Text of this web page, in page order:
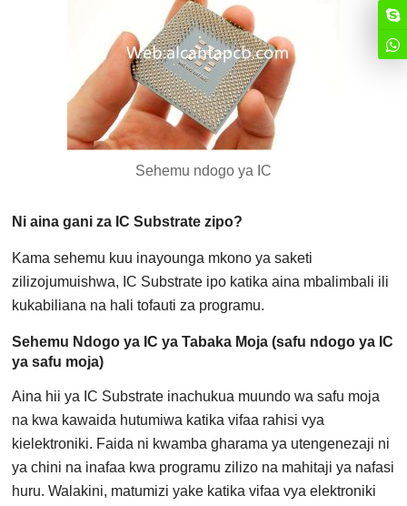
Sehemu ndogo ya IC
Ni aina gani za IC Substrate zipo?
Kama sehemu kuu inayounga mkono ya saketi
zilizojumuishwa, IC Substrate ipo katika aina mbalimbali ili
kukabiliana na hali tofauti za programu.
Sehemu Ndogo ya IC ya Tabaka Moja (safu ndogo ya IC
ya safu moja)
Aina hii ya IC Substrate inachukua muundo wa safu moja
na kwa kawaida hutumiwa katika vifaa rahisi vya
kielektroniki. Faida ni kwamba gharama ya utengenezaji ni
ya chini na inafaa kwa programu zilizo na mahitaji ya nafasi
huru. Walakini, matumizi yake katika vifaa vya elektroniki